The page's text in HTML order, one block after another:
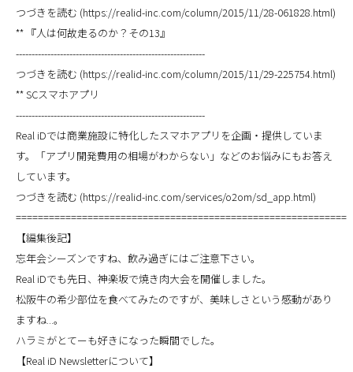
つづきを読む (https://realid-inc.com/column/2015/11/28-061828.html)
** 『人は何故走るのか？その13』
------------------------------------------------------------
つづきを読む (https://realid-inc.com/column/2015/11/29-225754.html)
** SCスマホアプリ
------------------------------------------------------------
Real iDでは商業施設に特化したスマホアプリを企画・提供していま
す。「アプリ開発費用の相場がわからない」などのお悩みにもお答え
しています。
つづきを読む (https://realid-inc.com/services/o2om/sd_app.html)
============================================================
【編集後記】
忘年会シーズンですね、飲み過ぎにはご注意下さい。
Real iDでも先日、神楽坂で焼き肉大会を開催しました。
松阪牛の希少部位を食べてみたのですが、美味しさという感動があり
ますね...。
ハラミがとてーも好きになった瞬間でした。
【Real iD Newsletterについて】